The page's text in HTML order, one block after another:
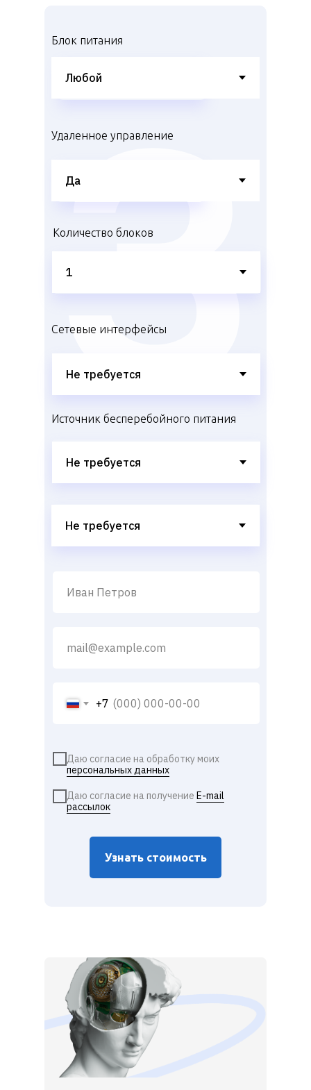
Блок питания
Удаленное управление
+7
Узнать стоимость
Количество блоков
Источник бесперебойного питания
Сетевые интерфейсы
Даю согласие на обработку моих
персональных данных
Даю согласие на получение E-mail
рассылок